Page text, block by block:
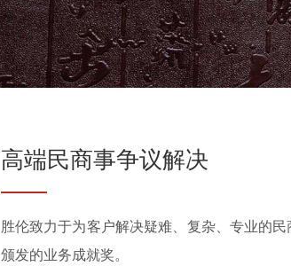
高端民商事争议解决
胜伦致力于为客户解决疑难、复杂、专业的
颁发的业务成就奖。